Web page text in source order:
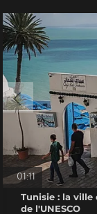
01:11
Tunisie : la
de l'UNESCO